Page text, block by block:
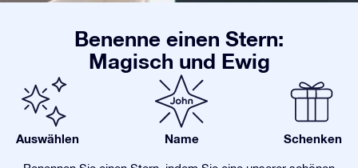
Benenne einen Stern:
Magisch und Ewig
Auswählen Name Schenken